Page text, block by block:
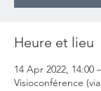
Heure et lieu
14 Apr 2022, 14:00
Visioconférence